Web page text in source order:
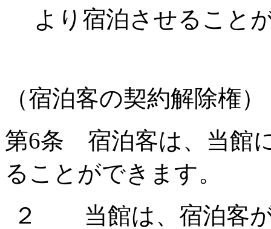
より宿泊させること
（宿泊客の契約解除権）
第6条 宿泊客は、当館
ることができます。
２ 当館は、宿泊客が